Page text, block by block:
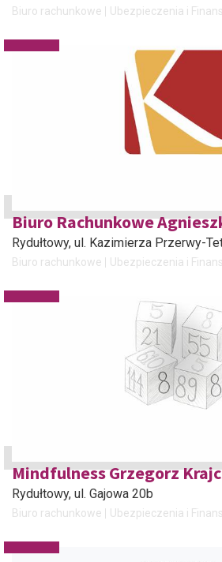
Biuro rachunkowe Ubezpieczenia i
Biuro Rachunkowe
Rydułtowy, ul. Kazimierza Przerwy-
Biuro rachunkowe Ubezpieczenia i
Mindfulness Grzegorz
Rydułtowy, ul. Gajowa 20b
Biuro rachunkowe Ubezpieczenia i